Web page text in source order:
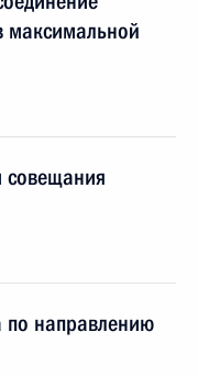
максимальной
совещания
по направлению